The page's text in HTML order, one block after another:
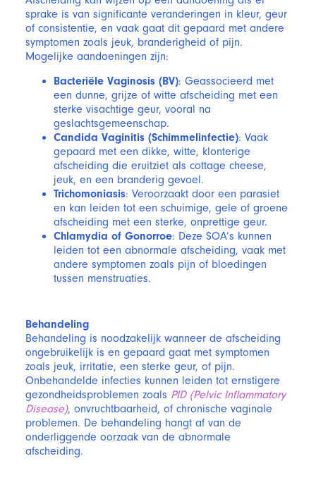
sprake is van significante veranderingen in kleur, geur
of consistentie, en vaak gaat dit gepaard met andere
symptomen zoals jeuk, branderigheid of pijn.
Mogelijke aandoeningen zijn:
Bacteriële Vaginosis (BV): Geassocieerd met
een dunne, grijze of witte afscheiding met een
sterke visachtige geur, vooral na
geslachtsgemeenschap.
Candida Vaginitis (Schimmelinfectie): Vaak
gepaard met een dikke, witte, klonterige
afscheiding die eruitziet als cottage cheese,
jeuk, en een branderig gevoel.
Trichomoniasis: Veroorzaakt door een parasiet
en kan leiden tot een schuimige, gele of groene
afscheiding met een sterke, onprettige geur.
Chlamydia of Gonorroe: Deze SOA’s kunnen
leiden tot een abnormale afscheiding, vaak met
andere symptomen zoals pijn of bloedingen
tussen menstruaties.
Behandeling
Behandeling is noodzakelijk wanneer de afscheiding
ongebruikelijk is en gepaard gaat met symptomen
zoals jeuk, irritatie, een sterke geur, of pijn.
Onbehandelde infecties kunnen leiden tot ernstigere
gezondheidsproblemen zoals PID (Pelvic Inflammatory
Disease), onvruchtbaarheid, of chronische vaginale
problemen. De behandeling hangt af van de
onderliggende oorzaak van de abnormale
afscheiding.